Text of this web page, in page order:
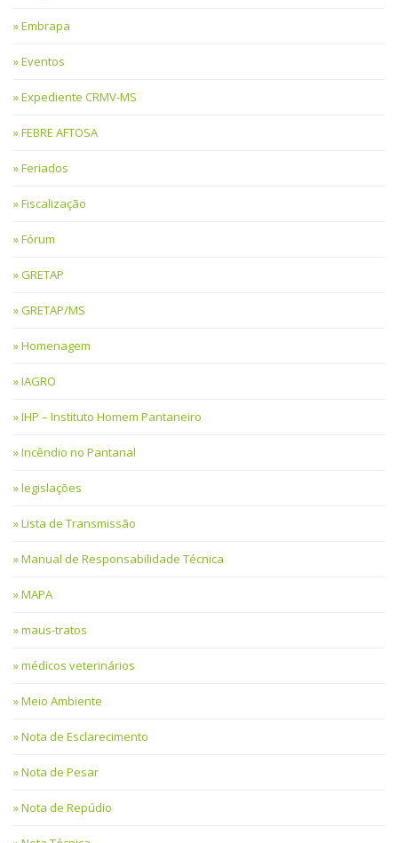
Embrapa
Eventos
Expediente CRMV-MS
FEBRE AFTOSA
Feriados
Fiscalização
Fórum
GRETAP
GRETAP/MS
Homenagem
IAGRO
IHP – Instituto Homem Pantaneiro
Incêndio no Pantanal
legislações
Lista de Transmissão
Manual de Responsabilidade Técnica
MAPA
maus-tratos
médicos veterinários
Meio Ambiente
Nota de Esclarecimento
Nota de Pesar
Nota de Repúdio